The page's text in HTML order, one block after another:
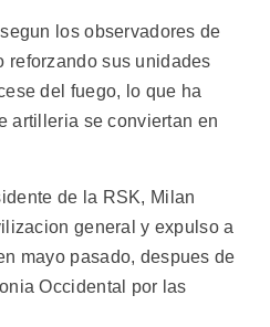
los observadores de
reforzando sus unidades
del fuego, lo que ha
artilleria se conviertan en
de la RSK, Milan
general y expulso a
mayo pasado, despues de
Occidental por las